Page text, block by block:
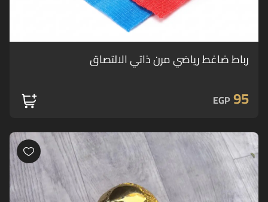
رباط ضاغط رياضي مرن ذاتي الالتصاق
95
EGP